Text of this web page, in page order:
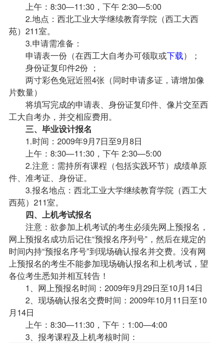
上午：8:30—11:30，下午 2:30—5:00
2.地点：西北工业大学继续教育学院（西工大西
苑）211室。
3.申请需准备：
申请表一份（在西工大自考办可领取或下载）；
身份证复印件2份 ；
两寸彩色免冠近照4张（同时申请多证，请增加像
片数量）
将填写完成的申请表、身份证复印件、像片交至西
工大自考办，并交相应费用。
三、毕业设计报名
1.时间：2009年9月7日至9月8日
上午：8:30—11:30，下午 2:30—5:00
2.注意：需持所有课程（包括实践环节） 成绩单原
件、准考证、身份证。
3.报名地点：西北工业大学继续教育学院（西工大
西苑）211室。
四、上机考试报名
注意：欲参加上机考试的考生必须先网上预报名，
网上预报名成功后记住“预报名序列号”，然后在规定的
时间内持“预报名序号”到现场确认报名并交费。没有网
上预报名的考生不能参加现场确认报名和上机考试，望
各位考生悉知并相互转告！
1、网上预报名时间：2009年9月29日至10月14日
2、现场确认报名交费时间：2009年10月11日至10
月14日
上午：8:30—11:30，下午：1:00—4:00
3、 报考课程及上机考核时间：